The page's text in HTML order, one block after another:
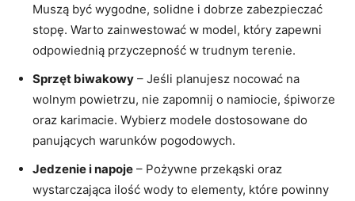
Muszą być wygodne, solidne i dobrze zabezpieczać
stopę. Warto zainwestować w model, który zapewni
odpowiednią przyczepność w trudnym terenie.
Sprzęt biwakowy – Jeśli planujesz nocować na
wolnym powietrzu, nie zapomnij o namiocie, śpiworze
oraz karimacie. Wybierz modele dostosowane do
panujących warunków pogodowych.
Jedzenie i napoje – Pożywne przekąski oraz
wystarczająca ilość wody to elementy, które powinny